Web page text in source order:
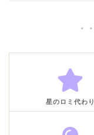
星のロミ代わり